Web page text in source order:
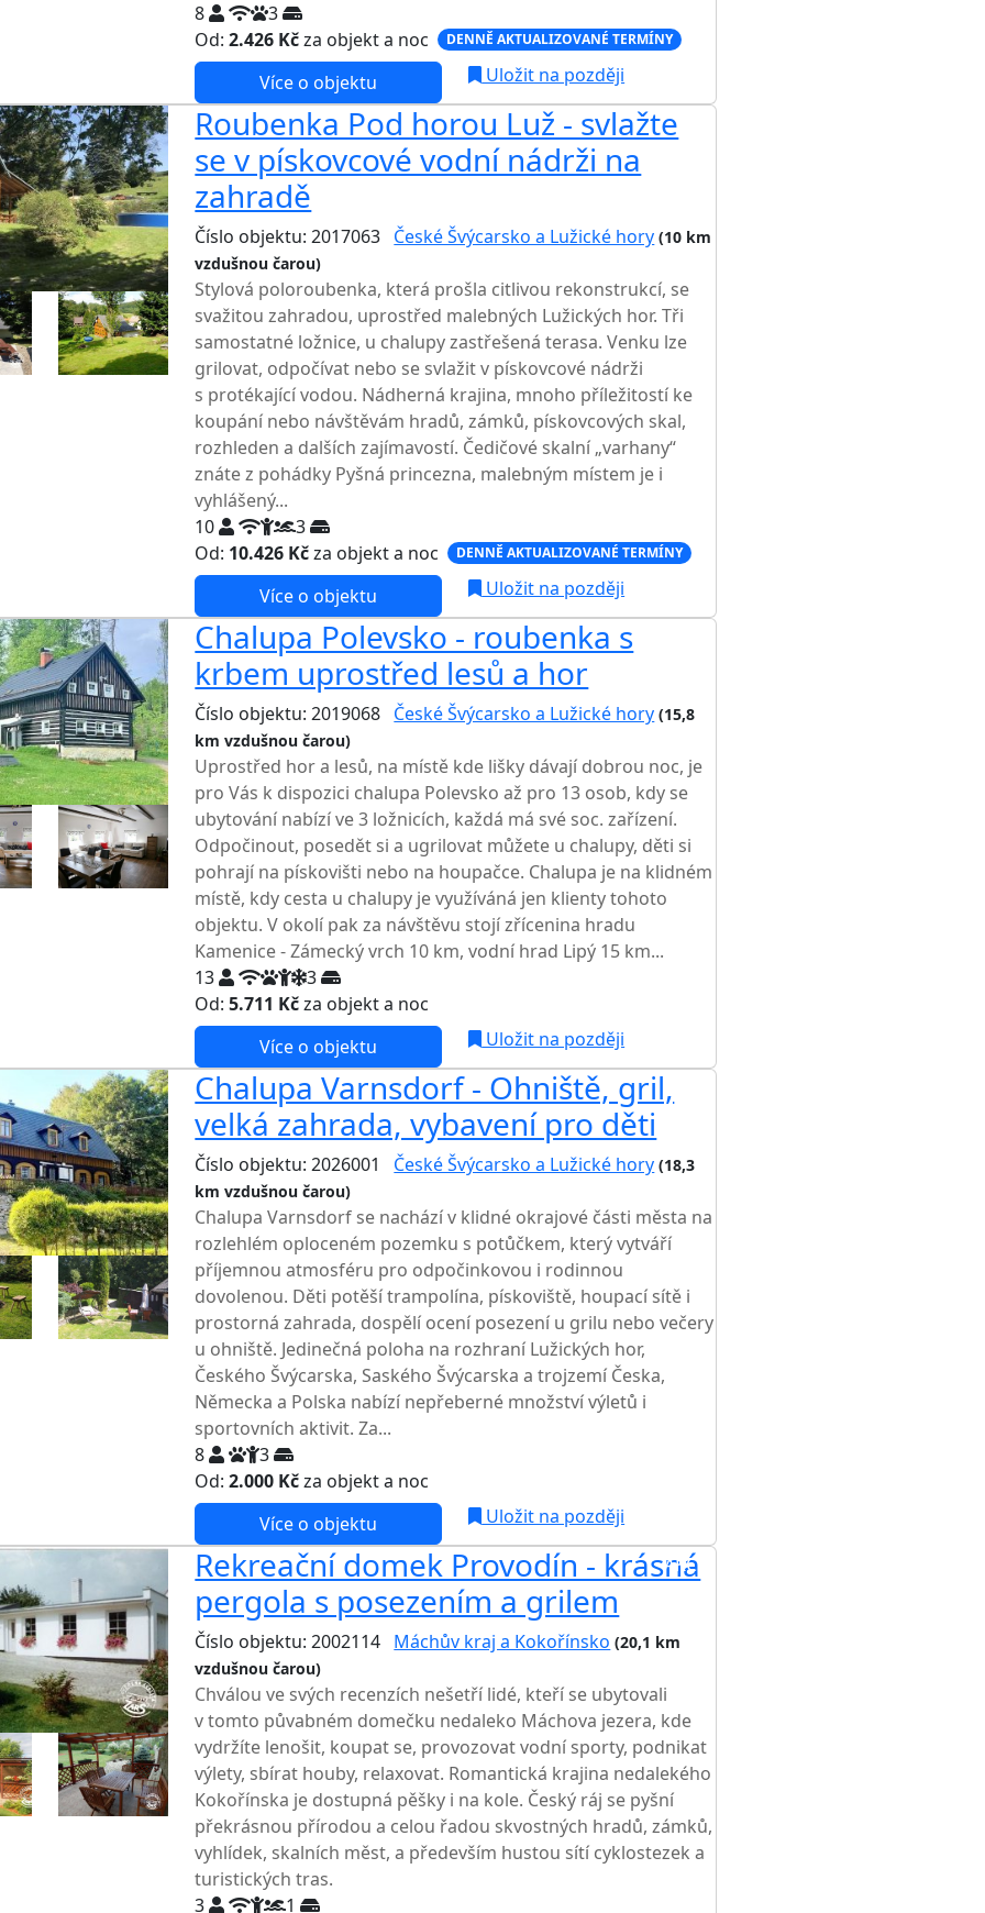
8
3
Od:2.426 Kčza objekt a noc DENNĚ AKTUALIZOVANÉ TERMÍNY
Více o objektu Uložit na později
Roubenka Pod horou Luž - svlažte
se v pískovcové vodní nádrži na
zahradě
Číslo objektu: 2017063 České Švýcarsko a Lužické hory (10 km
vzdušnou čarou)
Stylová poloroubenka, která prošla citlivou rekonstrukcí, se
svažitou zahradou, uprostřed malebných Lužických hor. Tři
samostatné ložnice, u chalupy zastřešená terasa. Venku lze
grilovat, odpočívat nebo se svlažit v pískovcové nádrži
s protékající vodou. Nádherná krajina, mnoho příležitostí ke
koupání nebo návštěvám hradů, zámků, pískovcových skal,
rozhleden a dalších zajímavostí. Čedičové skalní „varhany“
znáte z pohádky Pyšná princezna, malebným místem je i
vyhlášený...
10
3
Od: 10.426 Kčza objekt a noc DENNĚ AKTUALIZOVANÉ TERMÍNY
Více o objektu Uložit na později
Chalupa Polevsko - roubenka s
krbem uprostřed lesů a hor
Číslo objektu: 2019068 České Švýcarsko a Lužické hory (15,8
km vzdušnou čarou)
Uprostřed hor a lesů, na místě kde lišky dávají dobrou noc, je
pro Vás k dispozici chalupa Polevsko až pro 13 osob, kdy se
ubytování nabízí ve 3 ložnicích, každá má své soc. zařízení.
Odpočinout, posedět si a ugrilovat můžete u chalupy, děti si
pohrají na pískovišti nebo na houpačce. Chalupa je na klidném
místě, kdy cesta u chalupy je využíváná jen klienty tohoto
objektu. V okolí pak za návštěvu stojí zřícenina hradu
Kamenice - Zámecký vrch 10 km, vodní hrad Lipý 15 km...
13
3
Od:5.711 Kčza objekt a noc
Více o objektu
Uložit na později
Chalupa Varnsdorf - Ohniště, gril,
velká zahrada, vybavení pro děti
Číslo objektu: 2026001 České Švýcarsko a Lužické hory (18,3
km vzdušnou čarou)
Chalupa Varnsdorf se nachází v klidné okrajové části města na
rozlehlém oploceném pozemku s potůčkem, který vytváří
příjemnou atmosféru pro odpočinkovou i rodinnou
dovolenou. Děti potěší trampolína, pískoviště, houpací sítě i
prostorná zahrada, dospělí ocení posezení u grilu nebo večery
u ohniště. Jedinečná poloha na rozhraní Lužických hor,
Českého Švýcarska, Saského Švýcarska a trojzemí Česka,
Německa a Polska nabízí nepřeberné množství výletů i
sportovních aktivit. Za...
8
3
Od:2.000 Kčza objekt a noc
Více o objektu
Uložit na později
AKCE
Rekreační domek Provodín - krásná
pergola s posezením a grilem
Číslo objektu: 2002114 Máchův kraj a Kokořínsko (20,1 km
vzdušnou čarou)
Chválou ve svých recenzích nešetří lidé, kteří se ubytovali
v tomto půvabném domečku nedaleko Máchova jezera, kde
vydržíte lenošit, koupat se, provozovat vodní sporty, podnikat
výlety, sbírat houby, relaxovat. Romantická krajina nedalekého
Kokořínska je dostupná pěšky i na kole. Český ráj se pyšní
překrásnou přírodou a celou řadou skvostných hradů, zámků,
vyhlídek, skalních měst, a především hustou sítí cyklostezek a
turistických tras.
3
1